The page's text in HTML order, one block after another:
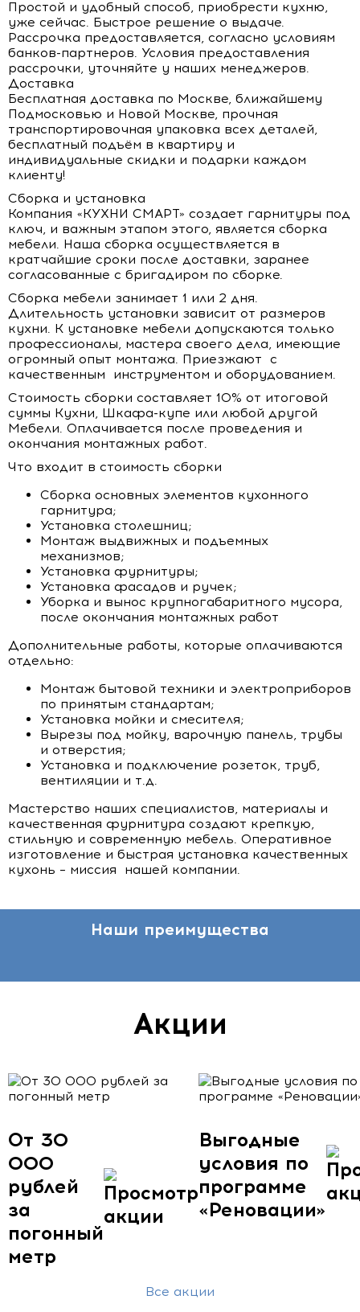
Простой и удобный способ, приобрести кухню,
уже сейчас. Быстрое решение о выдаче.
Рассрочка предоставляется, согласно условиям
банков-партнеров. Условия предоставления
рассрочки, уточняйте у наших менеджеров.
Доставка
Бесплатная доставка по Москве, ближайшему
Подмосковью и Новой Москве, прочная
транспортировочная упаковка всех деталей,
бесплатный подъём в квартиру и
индивидуальные скидки и подарки каждом
клиенту!
Сборка и установка
Компания «КУХНИ СМАРТ» создает гарнитуры под
ключ, и важным этапом этого, является сборка
мебели. Наша сборка осуществляется в
кратчайшие сроки после доставки, заранее
согласованные с бригадиром по сборке.
Сборка мебели занимает 1 или 2 дня.
Длительность установки зависит от размеров
кухни. К установке мебели допускаются только
профессионалы, мастера своего дела, имеющие
огромный опыт монтажа. Приезжают с
качественным инструментом и оборудованием.
Стоимость сборки составляет 10% от итоговой
суммы Кухни, Шкафа-купе или любой другой
Мебели. Оплачивается после проведения и
окончания монтажных работ.
Что входит в стоимость сборки
Сборка основных элементов кухонного
гарнитура;
Установка столешниц;
Монтаж выдвижных и подъемных
механизмов;
Установка фурнитуры;
Установка фасадов и ручек;
Уборка и вынос крупногабаритного мусора,
после окончания монтажных работ
Дополнительные работы, которые оплачиваются
отдельно:
Монтаж бытовой техники и электроприборов
по принятым стандартам;
Установка мойки и смесителя;
Вырезы под мойку, варочную панель, трубы
и отверстия;
Установка и подключение розеток, труб,
вентиляции и т.д.
Мастерство наших специалистов, материалы и
качественная фурнитура создают крепкую,
стильную и современную мебель. Оперативное
изготовление и быстрая установка качественных
кухонь – миссия нашей компании.
Наши преимущества
Акции
От 30
000
рублей
за
погонный
метр
Выгодные
условия по
программе
«Реновации»
Все акции